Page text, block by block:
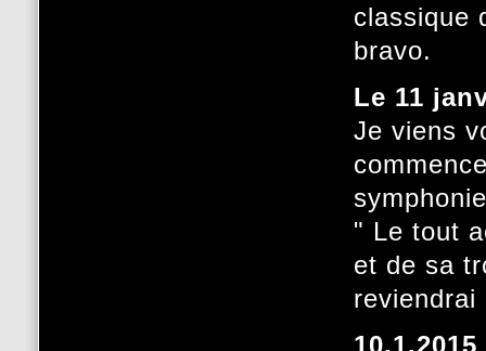
classique
bravo.
Le 11
Je viens
" Le tout
et de sa